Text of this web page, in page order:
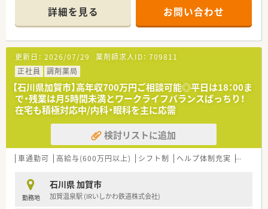
箋は40～50枚です。
■各店舗とも地域に根差しており、落ち着いた環境で業務に取り
組むことができます。
【法人特徴について】
■石川県、福井県、滋賀県に合計8店舗の調剤薬局を地場に根差
して展開しています。
■各店舗がそれぞれの地域で信頼関係を築いており、門前のクリ
ニックとも関係は良好です。
■店舗間の距離があるため、各店舗の独立性が高く、和気あいあ
いとした雰囲気です。
【求人情報について】
■ラウンダーとしてのご経験やスキルを評価し、年収550万円か
ら600万円を提示します。
全額補助いたします。
■休日は日曜・祝日に加え、平日に半日休みが2回あり、プライベ
ートも確保できます。
詳細を見る お問い合わせ
更新日： 2026/07/29 薬剤師求人ID： 709811
正社員
調剤薬局
【石川県加賀市】高年収700万円ご相談可能◎平日は18：00ま
で・残業は月5時間未満とワークライフバランスばっちり！
在宅も積極対応中/内科・眼科を主に応需
検討リストに追加
車通勤可 高給与(600万円以上) シフト制 ヘルプ体制充実 高収入
勤務地
石川県 加賀市
加賀温泉駅 (IRいしかわ鉄道株式会社)